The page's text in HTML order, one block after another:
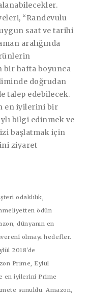
“Randevulu
saat ve tarihi
aralığında
bir hafta boyunca
doğrudan
talep edebilecek.
en iyilerini bir
bilgi edinmek ve
başlatmak için
ziyaret
odaklılık,
ödün
dünyanın en
olmayı hedefler.
2018'de
Prime, Eylül
en iyilerini Prime
sunuldu. Amazon,